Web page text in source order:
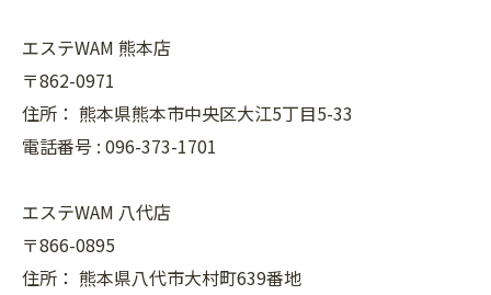
エステWAM 熊本店
〒862-0971
住所： 熊本県熊本市中央区大江5丁目5-33
電話番号 : 096-373-1701
エステWAM 八代店
〒866-0895
住所： 熊本県八代市大村町639番地